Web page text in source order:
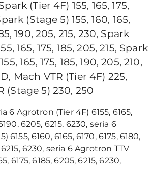
(Tier 4F) 155, 165, 175,
(Stage 5) 155, 160, 165,
190, 205, 215, 230, Spark
165, 175, 185, 205, 215, Spark
165, 175, 185, 190, 205, 210,
Mach VTR (Tier 4F) 225,
(Stage 5) 230, 250
6 Agrotron (Tier 4F) 6155, 6165,
6205, 6215, 6230, seria 6
6155, 6160, 6165, 6170, 6175, 6180,
6230, seria 6 Agrotron TTV
6175, 6185, 6205, 6215, 6230,